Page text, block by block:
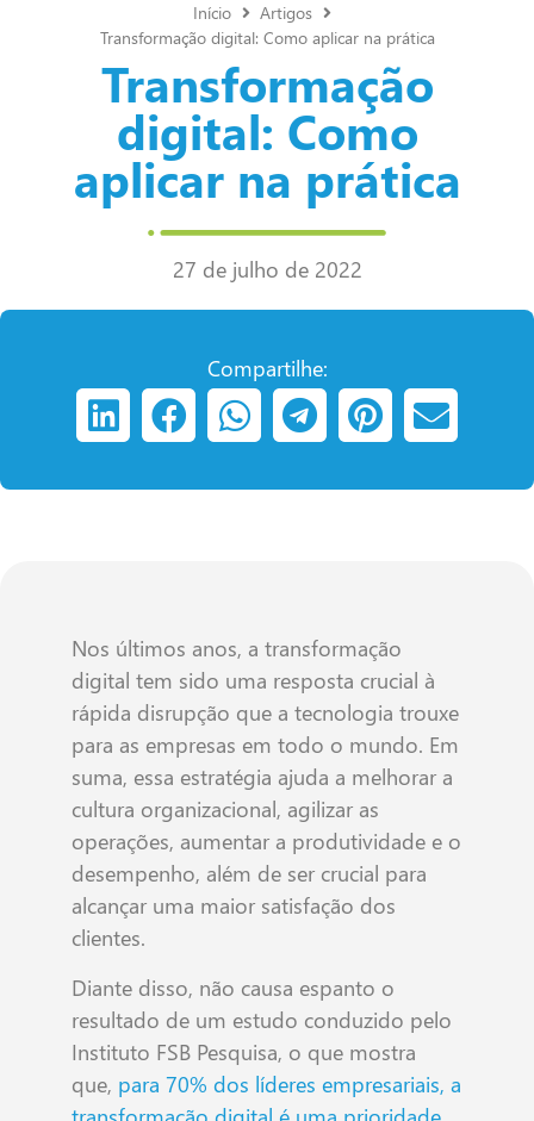
Início
Artigos
Transformação digital: Como aplicar na prática
Transformação
digital: Como
aplicar na prática
27 de julho de 2022
Compartilhe:
Nos últimos anos, a transformação
digital tem sido uma resposta crucial à
rápida disrupção que a tecnologia trouxe
para as empresas em todo o mundo. Em
suma, essa estratégia ajuda a melhorar a
cultura organizacional, agilizar as
operações, aumentar a produtividade e o
desempenho, além de ser crucial para
alcançar uma maior satisfação dos
clientes.
Diante disso, não causa espanto o
resultado de um estudo conduzido pelo
Instituto FSB Pesquisa, o que mostra
que, para 70% dos líderes empresariais, a